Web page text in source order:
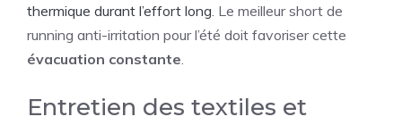
thermique durant l’effort long. Le meilleur short de
running anti-irritation pour l’été doit favoriser cette
évacuation constante.
Entretien des textiles et